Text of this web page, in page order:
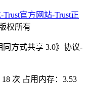
Trust官方网站-Trust正
权所有
方式共享 3.0》协议-
次 占用内存：3.53